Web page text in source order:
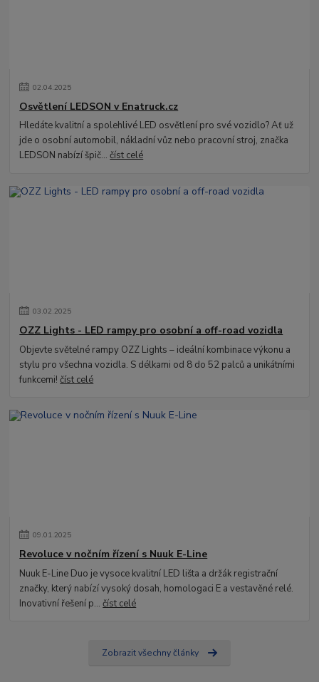
02.04.2025
Osvětlení LEDSON v Enatruck.cz
Hledáte kvalitní a spolehlivé LED osvětlení pro své vozidlo? Ať už
jde o osobní automobil, nákladní vůz nebo pracovní stroj, značka
LEDSON nabízí špič...číst celé
03.02.2025
OZZ Lights - LED rampy pro osobní a off-road vozidla
Objevte světelné rampy OZZ Lights – ideální kombinace výkonu a
stylu pro všechna vozidla. S délkami od 8 do 52 palců a unikátními
funkcemi!číst celé
09.01.2025
Revoluce v nočním řízení s Nuuk E-Line
Nuuk E-Line Duo je vysoce kvalitní LED lišta a držák registrační
značky, který nabízí vysoký dosah, homologaci E a vestavěné relé.
Inovativní řešení p...číst celé
Zobrazit všechny články